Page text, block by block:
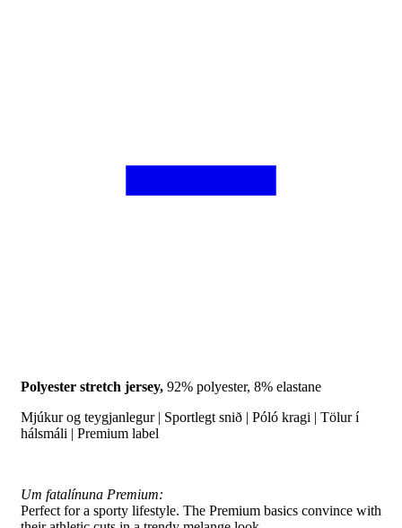
Polyester stretch jersey, 92% polyester, 8% elastane
Mjúkur og teygjanlegur | Sportlegt snið | Póló kragi | Tölur í
hálsmáli | Premium label
Um fatalínuna Premium:
Perfect for a sporty lifestyle. The Premium basics convince with